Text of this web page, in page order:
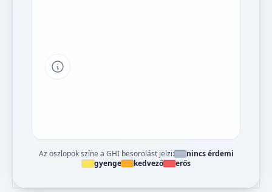
Tipp a grafikon jelmagyarázatához
Az oszlopok színe a GHI besorolást jelzi:
nincs érdemi
gyenge
kedvező erős